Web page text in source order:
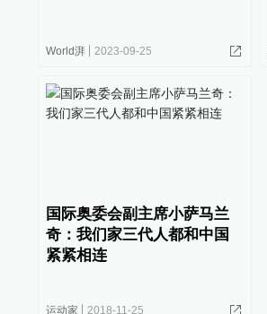
World湃 2023-09-25
国际奥委会副主席小萨马兰
奇：我们家三代人都和中国
紧紧相连
运动家 2018-11-25